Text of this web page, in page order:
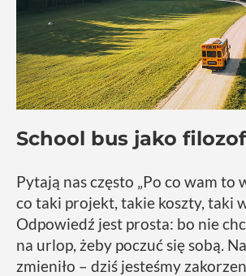
School bus jako
Pytają nas często „Po co wam to
co taki projekt, takie koszty, taki
Odpowiedź jest prosta: bo nie
na urlop, żeby poczuć się sobą.
zmieniło – dziś jesteśmy